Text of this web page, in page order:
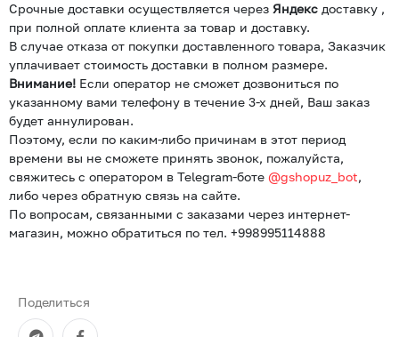
Срочные доставки осуществляется через Яндекс доставку ,
при полной оплате клиента за товар и доставку.
В случае отказа от покупки доставленного товара, Заказчик
уплачивает стоимость доставки в полном размере.
Внимание! Если оператор не сможет дозвониться по
указанному вами телефону в течение 3-х дней, Ваш заказ
будет аннулирован.
Поэтому, если по каким-либо причинам в этот период
времени вы не сможете принять звонок, пожалуйста,
свяжитесь с оператором в Telegram-боте @gshopuz_bot,
либо через обратную связь на сайте.
По вопросам, связанными с заказами через интернет-
магазин, можно обратиться по тел. +998995114888
Поделиться